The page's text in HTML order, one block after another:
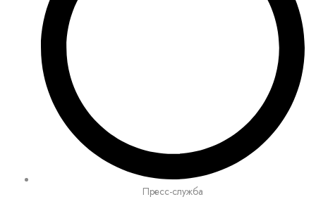
Пресс-служба